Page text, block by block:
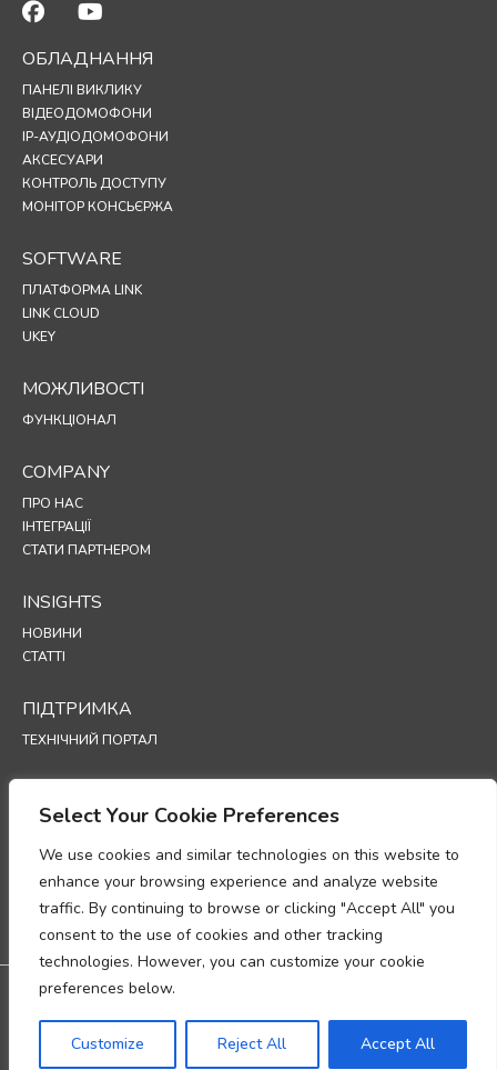
Select Your Cookie Preferences
We use cookies and similar technologies on this website to
enhance your browsing experience and analyze website
traffic. By continuing to browse or clicking "Accept All" you
consent to the use of cookies and other tracking
technologies. However, you can customize your cookie
preferences below.
Customize Reject All Accept All
ОБЛАДНАННЯ
ПАНЕЛІ ВИКЛИКУ
ВІДЕОДОМОФОНИ
IP-АУДІОДОМОФОНИ
АКСЕСУАРИ
КОНТРОЛЬ ДОСТУПУ
МОНІТОР КОНСЬЄРЖА
SOFTWARE
ПЛАТФОРМА LINK
LINK CLOUD
UKEY
МОЖЛИВОСТІ
ФУНКЦІОНАЛ
COMPANY
ПРО НАС
ІНТЕГРАЦІЇ
СТАТИ ПАРТНЕРОМ
INSIGHTS
НОВИНИ
СТАТТІ
ПІДТРИМКА
ТЕХНІЧНИЙ ПОРТАЛ
ПОЛІТИКА КОНФІДЕНЦІЙНОСТІ
ПОЛІТИКА ВИКОРИСТАННЯ ФАЙЛІВ COOKIE
ПЕРСОНАЛЬНИХ ДАНИХ
ДОДАТОК ЩОДО ОБРОБКИ ДАНИХ
Дистриб'ютор в Україні - SEC Group:
Гарантія: 3 роки гарантії
@2026 Всі права захищено